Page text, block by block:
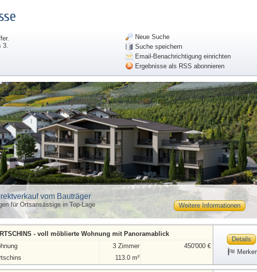
Neue Suche
Suche speichern
Email-Benachrichtigung einrichten
Ergebnisse als RSS abonnieren
3.
vom Bauträger
für Ortsansässige in Top-Lage Weitere Informationen
- voll möblierte Wohnung mit Panoramablick
3 Zimmer
450'000 €
113.0 m²
Details